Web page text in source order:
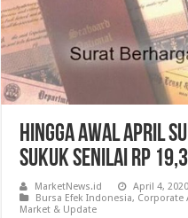
Hingga Awal April
Sukuk Senilai Rp
MarketNews.id
April 4, 2020
Bursa Efek Indonesia, Corporate
Market & Update